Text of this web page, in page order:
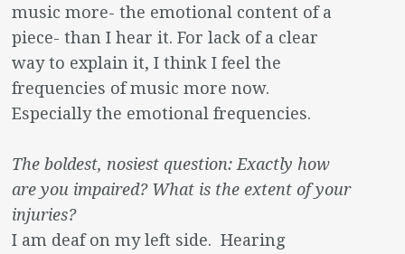
music more- the emotional content of a
piece- than I hear it. For lack of a clear
way to explain it, I think I feel the
frequencies of music more now.
Especially the emotional frequencies.
The boldest, nosiest question: Exactly how
are you impaired? What is the extent of your
injuries?
I am deaf on my left side. Hearing